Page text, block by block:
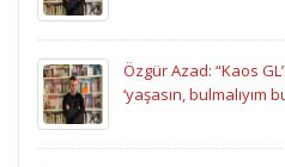
Özgür Azad: “Kaos
‘yaşasın, bulmalıyım